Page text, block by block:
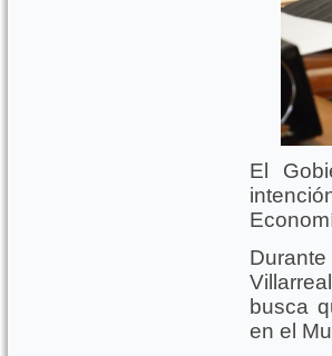
El
busca
en el